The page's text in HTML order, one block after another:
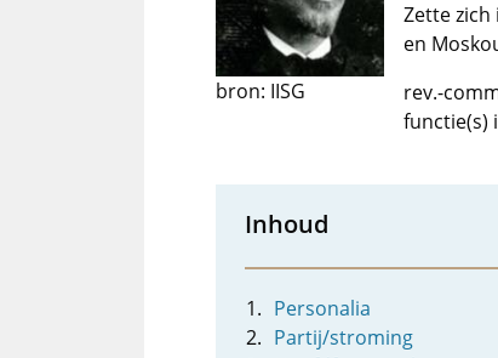
bron: IISG
Zette
en
rev.-
functie(s)
Inhoud
Personalia
Partij/stroming